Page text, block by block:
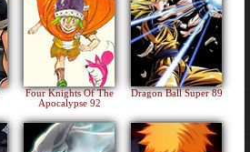
Four Knights Of The
Apocalypse 92
Dragon Ball Super 89